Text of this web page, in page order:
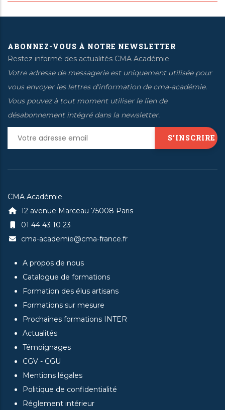
ABONNEZ-VOUS À NOTRE NEWSLETTER
Restez informé des actualités CMA Académie
Votre adresse de messagerie est uniquement utilisée pour
vous envoyer les lettres d'information de cma-académie.
Vous pouvez à tout moment utiliser le lien de
désabonnement intégré dans la newsletter.
CMA Académie
12 avenue Marceau 75008 Paris
01 44 43 10 23
cma-academie@cma-france.fr
A propos de nous
Catalogue de formations
Formation des élus artisans
Formations sur mesure
Prochaines formations INTER
Actualités
Témoignages
CGV - CGU
Mentions légales
Politique de confidentialité
Réglement intérieur